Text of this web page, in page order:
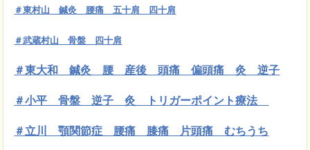
＃東村山 鍼灸 腰痛 五十肩 四十肩
＃武蔵村山 骨盤 四十肩
＃東大和 鍼灸 腰 産後 頭痛 偏頭痛 灸 逆子
＃小平 骨盤 逆子 灸 トリガーポイント療法
＃立川 顎関節症 腰痛 膝痛 片頭痛 むちうち